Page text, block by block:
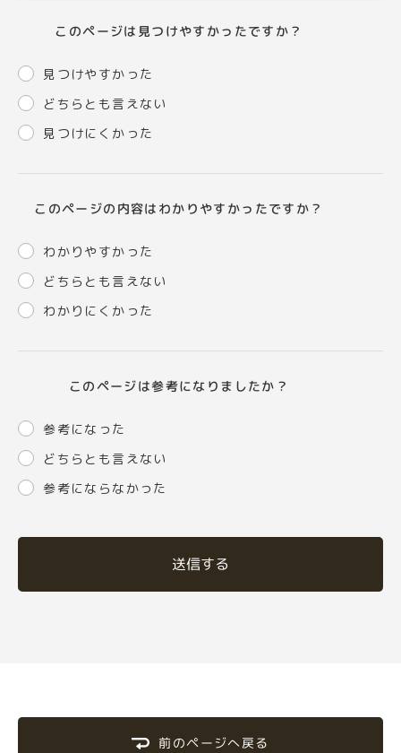
このページは見つけやすかったですか？
見つけやすかった
どちらとも言えない
見つけにくかった
このページの内容はわかりやすかったですか？
わかりやすかった
どちらとも言えない
わかりにくかった
このページは参考になりましたか？
参考になった
どちらとも言えない
参考にならなかった
送信する
前のページへ戻る